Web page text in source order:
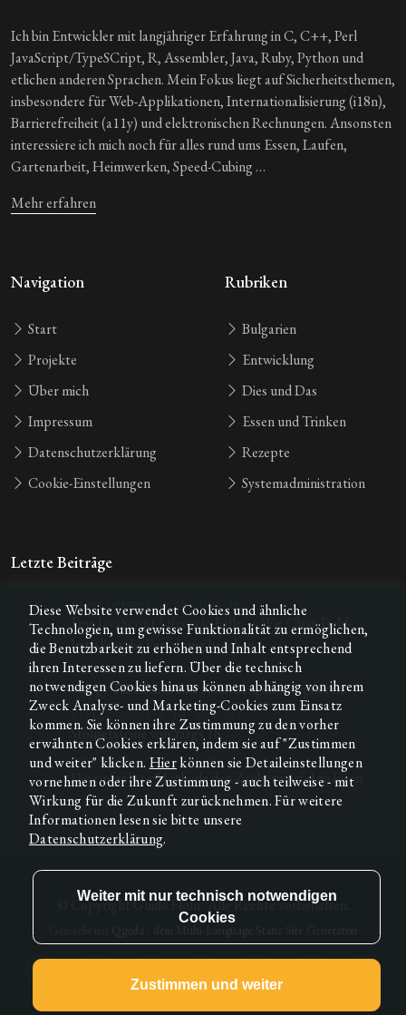
Ich bin Entwickler mit langjähriger Erfahrung in C, C++, Perl
JavaScript/TypeSCript, R, Assembler, Java, Ruby, Python und
etlichen anderen Sprachen. Mein Fokus liegt auf Sicherheitsthemen,
insbesondere für Web-Applikationen, Internationalisierung (i18n),
Barrierefreiheit (a11y) und elektronischen Rechnungen. Ansonsten
interessiere ich mich noch für alles rund ums Essen, Laufen,
Gartenarbeit, Heimwerken, Speed-Cubing …
Mehr erfahren
Navigation
Start
Projekte
Über mich
Impressum
Datenschutzerklärung
Cookie-Einstellungen
Rubriken
Bulgarien
Entwicklung
Dies und Das
Essen und Trinken
Rezepte
Systemadministration
Letzte Beiträge
DEVELOPMENT • 02. JUNI ’26
Eine JavaScript-Lifecycle-Falle — Wie Class-Field-
Initialiser die Vererbung brechen
DIES & DAS • 07. FEB. ’26
Syzygy-Tabellen in eine Schachengine integrieren
DEVELOPMENT 08. OKT. ’25
Stolpersteine von Yargs 18
DIES & DAS • 23. JUNI ’25
Die einfachste Methode den Zauberwürfel zu lösen
© CopyrightGuido Flohr. Alle Rechte vorbehalten.
Diese Website verwendet Cookies und ähnliche
Technologien, um gewisse Funktionalität zu ermöglichen,
die Benutzbarkeit zu erhöhen und Inhalt entsprechend
ihren Interessen zu liefern. Über die technisch
notwendigen Cookies hinaus können abhängig von ihrem
Zweck Analyse- und Marketing-Cookies zum Einsatz
kommen. Sie können ihre Zustimmung zu den vorher
erwähnten Cookies erklären, indem sie auf "Zustimmen
und weiter" klicken. Hierkönnen sie Detaileinstellungen
vornehmen oder ihre Zustimmung - auch teilweise - mit
Wirkung für die Zukunft zurücknehmen. Für weitere
Informationen lesen sie bitte unsere
Datenschutzerklärung.